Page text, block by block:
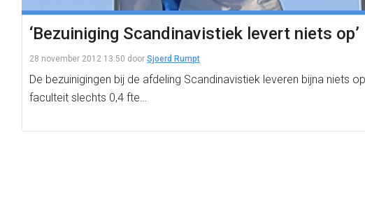
‘Bezuiniging Scandinavistiek levert niets op’
28 november 2012 13:50 door Sjoerd Rumpt
De bezuinigingen bij de afdeling Scandinavistiek leveren bijna niets
faculteit slechts 0,4 fte…